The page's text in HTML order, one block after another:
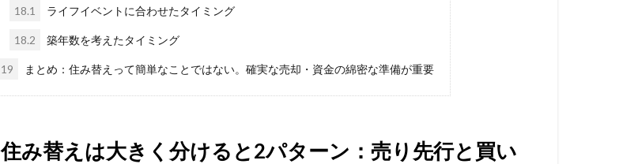
18.1 ライフイベントに合わせたタイミング
18.2 築年数を考えたタイミング
19 まとめ：住み替えって簡単なことではない。確実な売却・資金の綿密な準備が重要
住み替え は大きく分けると2パターン：売り先行と買い